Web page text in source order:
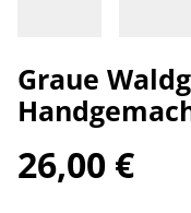
Graue
26,00 €